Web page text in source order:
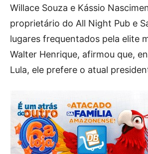
Willace Souza e Kássio
proprietário do All Night Pub e
lugares frequentados pela elite
Walter Henrique, afirmou que,
Lula, ele prefere o atual